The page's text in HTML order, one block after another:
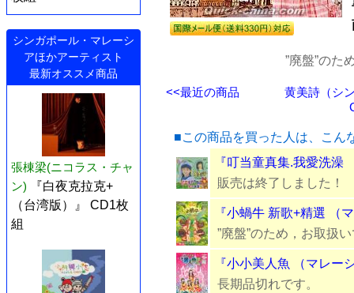
シンガポール・マレーシ
アほかアーティスト
最新オススメ商品
張棟梁(ニコラス・チャ
ン)
『白夜克拉克+
（台湾版）』 CD1枚
組
”廃盤”のた
<<最近の商品
黄美詩（シ
■この商品を買った人は、こん
『叮当童真集.我愛洗澡
販売は終了しました！
『小蝸牛 新歌+精選 （
”廃盤”のため，お取扱
『小小美人魚 （マレー
長期品切れです。